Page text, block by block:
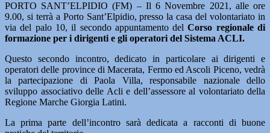
PORTO SANT’ELPIDIO (FM) – Il 6 Novembre 2021, alle ore
9.00, si terrà a Porto Sant’Elpidio, presso la casa del volontariato in
via del palo 10, il secondo appuntamento delCorso regionale di
formazione per i dirigenti e gli operatori del Sistema ACLI.
Questo secondo incontro, dedicato in particolare ai dirigenti e
operatori delle province di Macerata, Fermo ed Ascoli Piceno, vedrà
la partecipazione di Paola Villa, responsabile nazionale dello
sviluppo associativo delle Acli e dell’assessore al volontariato della
Regione Marche Giorgia Latini.
La prima parte dell’incontro sarà dedicata a racconti di buone